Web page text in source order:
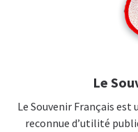
Le
Le Souvenir Français
reconnue d’utilité